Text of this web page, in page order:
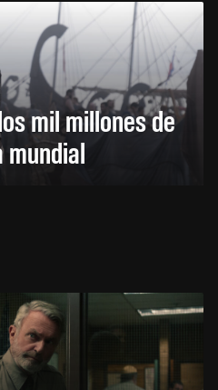
mil millones de
mundial